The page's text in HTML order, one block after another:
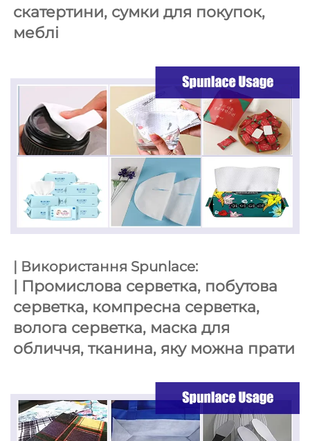
скатертини, сумки для покупок,
меблі
| Використання Spunlace:
| Промислова серветка, побутова
серветка, компресна серветка,
волога серветка, маска для